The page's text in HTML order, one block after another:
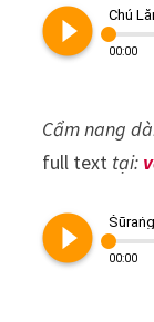
play_circle_filled Chú
00:00
Cẩm nang
full text tại:
play_circle_filled 00:00